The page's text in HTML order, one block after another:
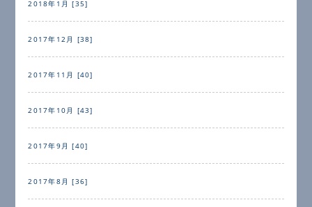
2018年1月 [35]
2017年12月 [38]
2017年11月 [40]
2017年10月 [43]
2017年9月 [40]
2017年8月 [36]